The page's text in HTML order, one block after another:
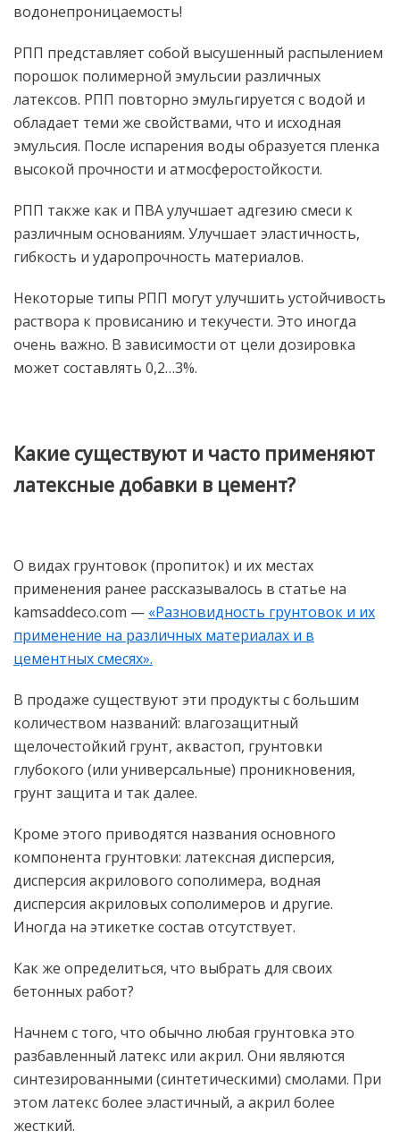
водонепроницаемость!
РПП представляет собой высушенный распылением
порошок полимерной эмульсии различных
латексов. РПП повторно эмульгируется с водой и
обладает теми же свойствами, что и исходная
эмульсия. После испарения воды образуется пленка
высокой прочности и атмосферостойкости.
РПП также как и ПВА улучшает адгезию смеси к
различным основаниям. Улучшает эластичность,
гибкость и ударопрочность материалов.
Некоторые типы РПП могут улучшить устойчивость
раствора к провисанию и текучести. Это иногда
очень важно. В зависимости от цели дозировка
может составлять 0,2…3%.
Какие существуют и часто применяют
латексные добавки в цемент?
О видах грунтовок (пропиток) и их местах
применения ранее рассказывалось в статье на
kamsaddeco.com — «Разновидность грунтовок и их
применение на различных материалах и в
цементных смесях».
В продаже существуют эти продукты с большим
количеством названий: влагозащитный
щелочестойкий грунт, аквастоп, грунтовки
глубокого (или универсальные) проникновения,
грунт защита и так далее.
Кроме этого приводятся названия основного
компонента грунтовки: латексная дисперсия,
дисперсия акрилового сополимера, водная
дисперсия акриловых сополимеров и другие.
Иногда на этикетке состав отсутствует.
Как же определиться, что выбрать для своих
бетонных работ?
Начнем с того, что обычно любая грунтовка это
разбавленный латекс или акрил. Они являются
синтезированными (синтетическими) смолами. При
этом латекс более эластичный, а акрил более
жесткий.